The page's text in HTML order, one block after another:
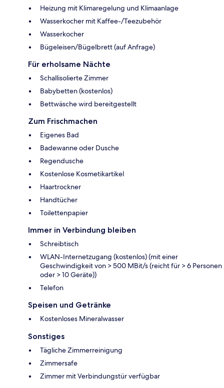
Heizung mit Klimaregelung und Klimaanlage
Wasserkocher mit Kaffee-/Teezubehör
Wasserkocher
Bügeleisen/Bügelbrett (auf Anfrage)
Für erholsame Nächte
Schallisolierte Zimmer
Babybetten (kostenlos)
Bettwäsche wird bereitgestellt
Zum Frischmachen
Eigenes Bad
Badewanne oder Dusche
Regendusche
Kostenlose Kosmetikartikel
Haartrockner
Handtücher
Toilettenpapier
Immer in Verbindung bleiben
Schreibtisch
WLAN-Internetzugang (kostenlos) (mit einer
Geschwindigkeit von > 500 MBit/s (reicht für > 6 Personen
oder > 10 Geräte))
Telefon
Speisen und Getränke
Kostenloses Mineralwasser
Sonstiges
Tägliche Zimmerreinigung
Zimmersafe
Zimmer mit Verbindungstür verfügbar